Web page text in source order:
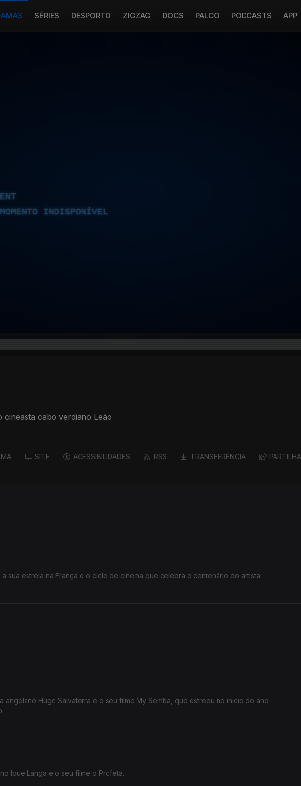
SÉRIES DESPORTO ZIGZAG DOCS PALCO PODCASTS APP
INDISPONÍVEL
cineasta cabo verdiano Leão
SITE ACESSIBILIDADES RSS TRANSFERÊNCIA PARTILHA
sua estreia na França e o ciclo de cinema que celebra o centenário do artista
angolano Hugo Salvaterra e o seu filme My Semba, que estreou no inicio do ano
Ique Langa e o seu filme o Profeta.